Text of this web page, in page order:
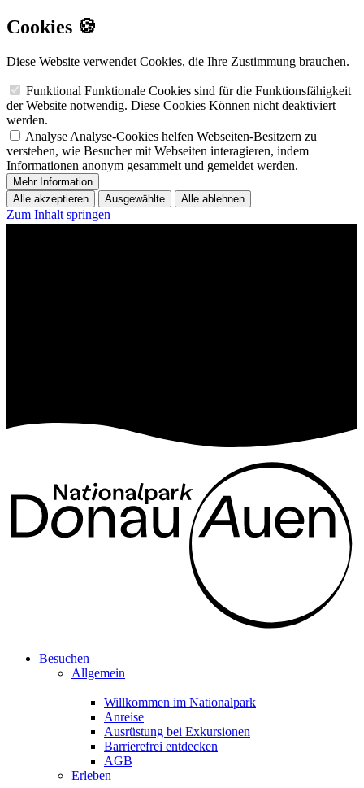
Cookies 🍪
Diese Website verwendet Cookies, die Ihre Zustimmung brauchen.
Funktional Funktionale Cookies sind für die Funktionsfähigkeit
der Website notwendig. Diese Cookies Können nicht deaktiviert
werden.
Analyse Analyse-Cookies helfen Webseiten-Besitzern zu
verstehen, wie Besucher mit Webseiten interagieren, indem
Informationen anonym gesammelt und gemeldet werden.
Mehr Information
Alle akzeptieren
Ausgewählte Alle ablehnen
Zum Inhalt springen
Besuchen
Allgemein
Willkommen im Nationalpark
Anreise
Ausrüstung bei Exkursionen
Barrierefrei entdecken
AGB
Erleben